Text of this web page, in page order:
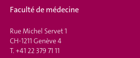
Faculté de médecine
Rue Michel Servet 1
CH-1211 Genève 4
T. +41 22 379 71 11